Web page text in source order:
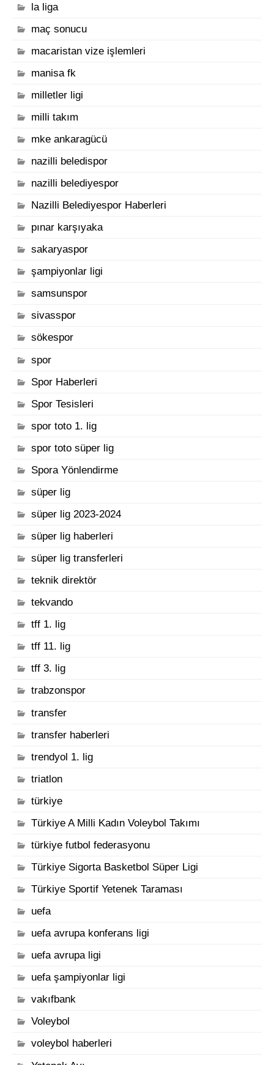
la liga
maç sonucu
macaristan vize işlemleri
manisa fk
milletler ligi
milli takım
mke ankaragücü
nazilli beledispor
nazilli belediyespor
Nazilli Belediyespor Haberleri
pınar karşıyaka
sakaryaspor
şampiyonlar ligi
samsunspor
sivasspor
sökespor
spor
Spor Haberleri
Spor Tesisleri
spor toto 1. lig
spor toto süper lig
Spora Yönlendirme
süper lig
süper lig 2023-2024
süper lig haberleri
süper lig transferleri
teknik direktör
tekvando
tff 1. lig
tff 11. lig
tff 3. lig
trabzonspor
transfer
transfer haberleri
trendyol 1. lig
triatlon
türkiye
Türkiye A Milli Kadın Voleybol Takımı
türkiye futbol federasyonu
Türkiye Sigorta Basketbol Süper Ligi
Türkiye Sportif Yetenek Taraması
uefa
uefa avrupa konferans ligi
uefa avrupa ligi
uefa şampiyonlar ligi
vakıfbank
Voleybol
voleybol haberleri